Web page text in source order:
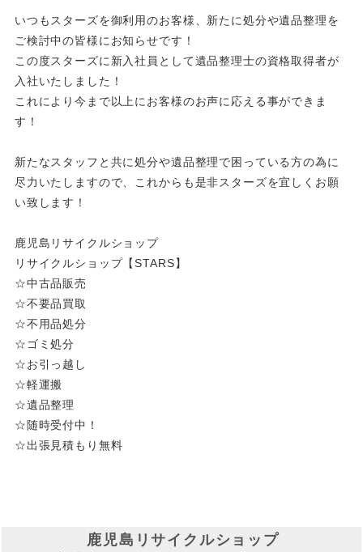
いつもスターズを御利用のお客様、新たに処分や遺品整理を
ご検討中の皆様にお知らせです！
この度スターズに新入社員として遺品整理士の資格取得者が
入社いたしました！
これにより今まで以上にお客様のお声に応える事ができま
す！
新たなスタッフと共に処分や遺品整理で困っている方の為に
尽力いたしますので、これからも是非スターズを宜しくお願
い致します！
鹿児島リサイクルショップ
リサイクルショップ【STARS】
☆中古品販売
☆不要品買取
☆不用品処分
☆ゴミ処分
☆お引っ越し
☆軽運搬
☆遺品整理
☆随時受付中！
☆出張見積もり無料
鹿児島リサイクルショップ